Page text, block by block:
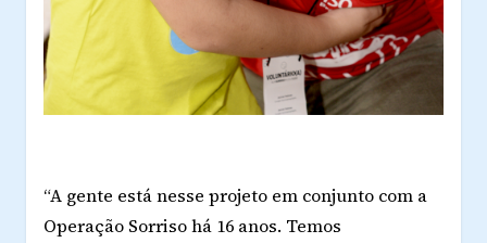
“A gente está nesse projeto em conjunto com a
Operação Sorriso há 16 anos. Temos